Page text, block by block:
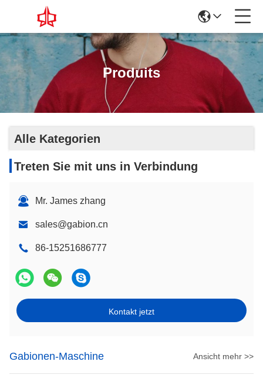
Produits
Alle Kategorien
Treten Sie mit uns in Verbindung
Mr. James zhang
sales@gabion.cn
86-15251686777
Kontakt jetzt
Gabionen-Maschine Ansicht mehr >>